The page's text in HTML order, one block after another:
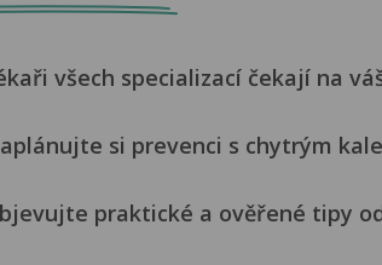
všech specializací čekají na
si prevenci s chytrým
praktické a ověřené tipy